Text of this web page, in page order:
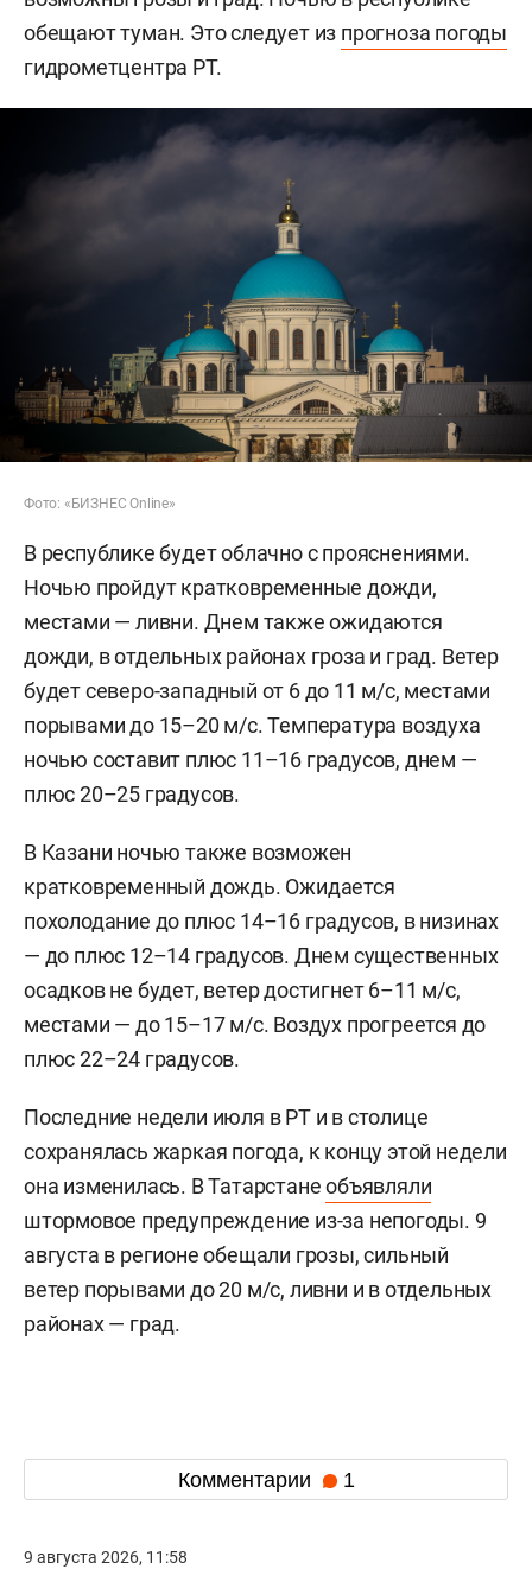
обещают туман. Это следует из прогноза погоды
гидрометцентра РТ.
Фото: «БИЗНЕС Online»
В республике будет облачно с прояснениями.
Ночью пройдут кратковременные дожди,
местами — ливни. Днем также ожидаются
дожди, в отдельных районах гроза и град. Ветер
будет северо-западный от 6 до 11 м/с, местами
порывами до 15–20 м/с. Температура воздуха
ночью составит плюс 11–16 градусов, днем —
плюс 20–25 градусов.
В Казани ночью также возможен
кратковременный дождь. Ожидается
похолодание до плюс 14–16 градусов, в низинах
— до плюс 12–14 градусов. Днем существенных
осадков не будет, ветер достигнет 6–11 м/c,
местами — до 15–17 м/с. Воздух прогреется до
плюс 22–24 градусов.
Последние недели июля в РТ и в столице
сохранялась жаркая погода, к концу этой недели
она изменилась. В Татарстанеобъявляли
штормовое предупреждение из-за непогоды. 9
августа в регионе обещали грозы, сильный
ветер порывами до 20 м/с, ливни и в отдельных
районах — град.
Комментарии 1
9 августа 2026, 11:58